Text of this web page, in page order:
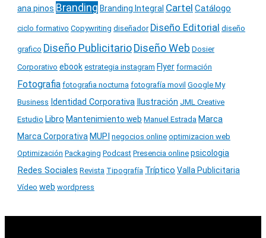
ana pinos Branding Branding Integral Cartel Catálogo
ciclo formativo Copywriting diseñador Diseño Editorial diseño
grafico Diseño PublicitarioDiseño Web Dosier
Corporativo ebook estrategia instagram Flyer formación
Fotografia fotografia nocturna fotografía movil Google My
Business Identidad Corporativa Ilustración JML Creative
Estudio Libro Mantenimiento web Manuel Estrada Marca
Marca Corporativa MUPI negocios online optimizacion web
Optimización Packaging Podcast Presencia online psicologia
Redes Sociales Revista Tipografía Tríptico Valla Publicitaria
Vídeo web wordpress